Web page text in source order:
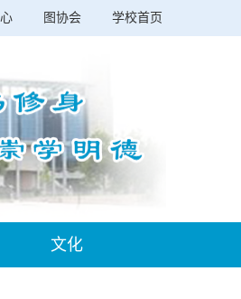
图协会 学校首页
文化